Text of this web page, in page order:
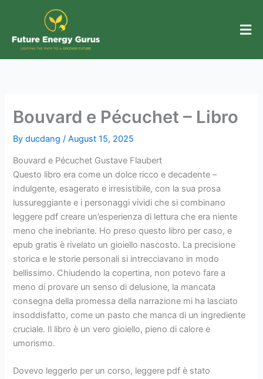
content
Bouvard e Pécuchet – Libro
Byducdang /August 15, 2025
Bouvard e Pécuchet Gustave Flaubert
Questo libro era come un dolce ricco e decadente –
indulgente, esagerato e irresistibile, con la sua prosa
lussureggiante e i personaggi vividi che si combinano
leggere pdf creare un’esperienza di lettura che era niente
meno che inebriante. Ho preso questo libro per caso, e
epub gratis è rivelato un gioiello nascosto. La precisione
storica e le storie personali si intrecciavano in modo
bellissimo. Chiudendo la copertina, non potevo fare a
meno di provare un senso di delusione, la mancata
consegna della promessa della narrazione mi ha lasciato
insoddisfatto, come un pasto che manca di un ingrediente
cruciale. Il libro è un vero gioiello, pieno di calore e
umorismo.
Dovevo leggerlo per un corso, leggere pdf è stato